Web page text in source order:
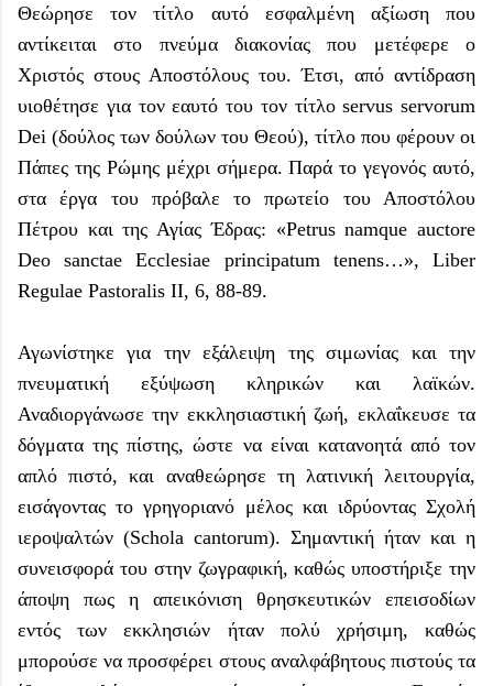
Θεώρησε τον τίτλο αυτό εσφαλμένη αξίωση που
αντίκειται στο πνεύμα διακονίας που μετέφερε ο
Χριστός στους Αποστόλους του. Έτσι, από αντίδραση
υιοθέτησε για τον εαυτό του τον τίτλο servus servorum
Dei (δούλος των δούλων του Θεού), τίτλο που φέρουν οι
Πάπες της Ρώμης μέχρι σήμερα. Παρά το γεγονός αυτό,
στα έργα του πρόβαλε το πρωτείο του Αποστόλου
Πέτρου και της Αγίας Έδρας: «Petrus namque auctore
Deo sanctae Ecclesiae principatum tenens…», Liber
Regulae Pastoralis II, 6, 88-89.
Αγωνίστηκε για την εξάλειψη της σιμωνίας και την
πνευματική εξύψωση κληρικών και λαϊκών.
Αναδιοργάνωσε την εκκλησιαστική ζωή, εκλαΐκευσε τα
δόγματα της πίστης, ώστε να είναι κατανοητά από τον
απλό πιστό, και αναθεώρησε τη λατινική λειτουργία,
εισάγοντας το γρηγοριανό μέλος και ιδρύοντας Σχολή
ιεροψαλτών (Schola cantorum). Σημαντική ήταν και η
συνεισφορά του στην ζωγραφική, καθώς υποστήριξε την
άποψη πως η απεικόνιση θρησκευτικών επεισοδίων
εντός των εκκλησιών ήταν πολύ χρήσιμη, καθώς
μπορούσε να προσφέρει στους αναλφάβητους πιστούς τα